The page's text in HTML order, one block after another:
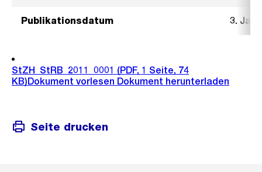
Publikationsdatum 3.
StZH_StRB_2011_0001 (PDF, 1 Seite, 74
KB)Dokument vorlesen Dokument herunterladen
Seite drucken